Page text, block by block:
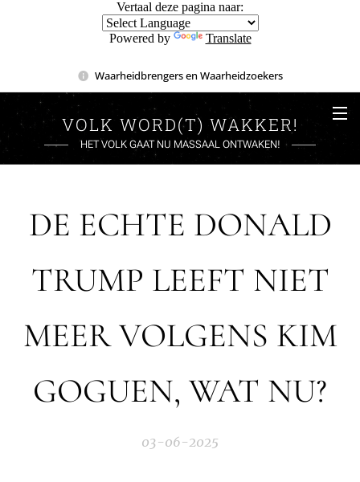
Vertaal deze pagina naar:
Powered by Translate
Waarheidbrengers en Waarheidzoekers
VOLK WORD(T) WAKKER!
HET VOLK GAAT NU MASSAAL ONTWAKEN!
DE ECHTE DONALD
TRUMP LEEFT NIET
MEER VOLGENS KIM
GOGUEN, WAT NU?
03-06-2025